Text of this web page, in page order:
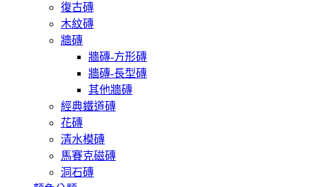
復古磚
木紋磚
牆磚
牆磚-方形磚
牆磚-長型磚
其他牆磚
經典鐵道磚
花磚
清水模磚
馬賽克磁磚
洞石磚